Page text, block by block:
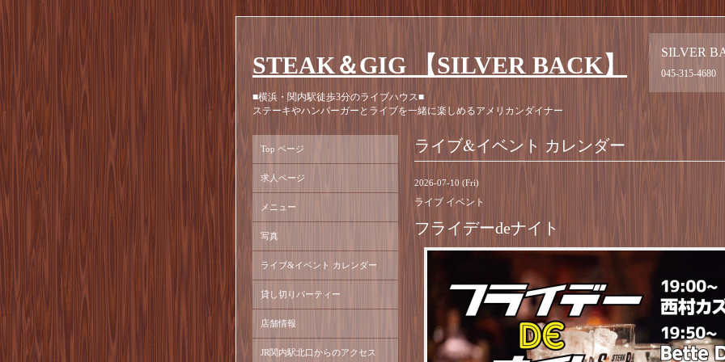
SILVER
045-315-4680
STEAK＆GIG 【SILVER BACK】
■横浜・関内駅徒歩3分のライブハウス■
ステーキやハンバーガーとライブを一緒に楽しめるアメリカンダイナー
ライブ&イベント カレンダー
2026-07-10 (Fri)
ライブ イベント
フライデーdeナイト
Top ページ
求人ページ
メニュー
写真
ライブ&イベント カレンダー
貸し切りパーティー
店舗情報
JR関内駅北口からのアクセス